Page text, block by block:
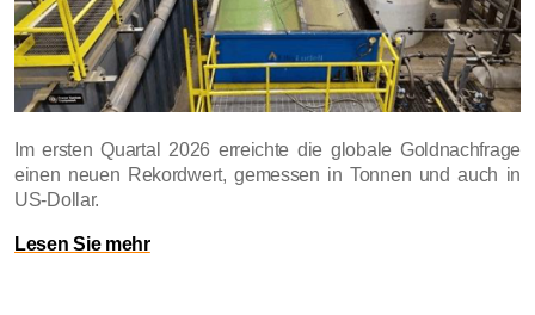
Im ersten Quartal 2026 erreichte die globale Goldnachfrage
einen neuen Rekordwert, gemessen in Tonnen und auch in
US-Dollar.
Lesen Sie mehr